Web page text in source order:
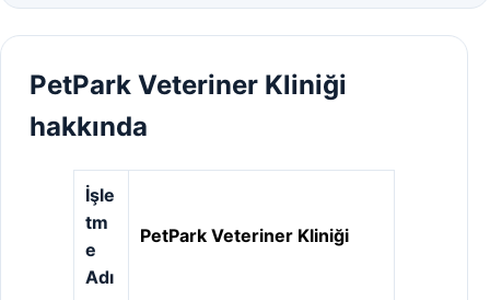
PetPark Veteriner Kliniği
hakkında
İşle
tm
e
Adı
PetPark Veteriner Kliniği